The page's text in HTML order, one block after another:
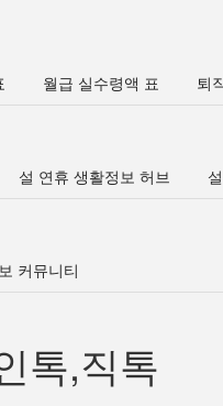
월급 실수령액 표 퇴
설 연휴 생활정보 허브
커뮤니티
톡,직톡